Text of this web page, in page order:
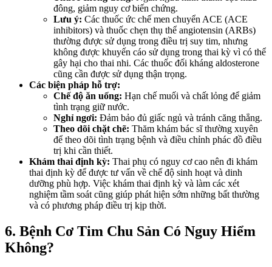
đông, giảm nguy cơ biến chứng.
Lưu ý: Các thuốc ức chế men chuyển ACE (ACE
inhibitors) và thuốc chẹn thụ thể angiotensin (ARBs)
thường được sử dụng trong điều trị suy tim, nhưng
không được khuyến cáo sử dụng trong thai kỳ vì có thể
gây hại cho thai nhi. Các thuốc đối kháng aldosterone
cũng cần được sử dụng thận trọng.
Các biện pháp hỗ trợ:
Chế độ ăn uống: Hạn chế muối và chất lỏng để giảm
tình trạng giữ nước.
Nghỉ ngơi: Đảm bảo đủ giấc ngủ và tránh căng thẳng.
Theo dõi chặt chẽ: Thăm khám bác sĩ thường xuyên
để theo dõi tình trạng bệnh và điều chỉnh phác đồ điều
trị khi cần thiết.
Khám thai định kỳ: Thai phụ có nguy cơ cao nên đi khám
thai định kỳ để được tư vấn về chế độ sinh hoạt và dinh
dưỡng phù hợp. Việc khám thai định kỳ và làm các xét
nghiệm tầm soát cũng giúp phát hiện sớm những bất thường
và có phương pháp điều trị kịp thời.
6. Bệnh Cơ Tim Chu Sản Có Nguy Hiểm
Không?